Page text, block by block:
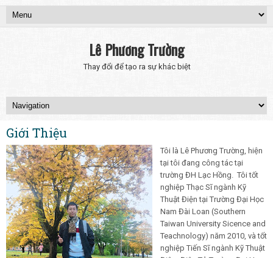
Lê Phương Trường
Thay đổi để tạo ra sự khác biệt
Giới Thiệu
Tôi là Lê Phương Trường, hiện
tại tôi đang công tác tại
trường ĐH Lạc Hồng. Tôi tốt
nghiệp Thạc Sĩ ngành Kỹ
Thuật Điện tại Trường Đại Học
Nam Đài Loan (Southern
Taiwan University Sicence and
Teachnology) năm 2010, và tốt
nghiệp Tiến Sĩ ngành Kỹ Thuật